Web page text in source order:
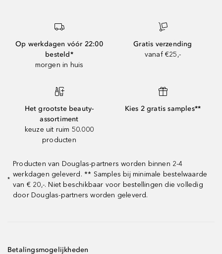
Op werkdagen vóór 22:00
besteld*
morgen in huis
Gratis verzending
vanaf €25,-
Het grootste beauty-
assortiment
keuze uit ruim 50.000
producten
Kies 2 gratis samples**
*
Producten van Douglas-partners worden binnen 2-4
werkdagen geleverd. ** Samples bij minimale bestelwaarde
van € 20,-. Niet beschikbaar voor bestellingen die volledig
door Douglas-partners worden geleverd.
Betalingsmogelijkheden